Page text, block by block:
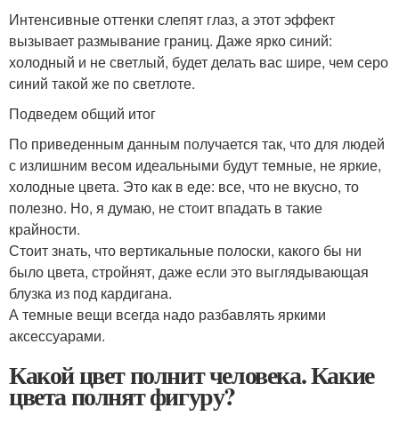
Интенсивные оттенки слепят глаз, а этот эффект
вызывает размывание границ. Даже ярко синий:
холодный и не светлый, будет делать вас шире, чем серо
синий такой же по светлоте.
Подведем общий итог
По приведенным данным получается так, что для людей
с излишним весом идеальными будут темные, не яркие,
холодные цвета. Это как в еде: все, что не вкусно, то
полезно. Но, я думаю, не стоит впадать в такие
крайности.
Стоит знать, что вертикальные полоски, какого бы ни
было цвета, стройнят, даже если это выглядывающая
блузка из под кардигана.
А темные вещи всегда надо разбавлять яркими
аксессуарами.
Какой цвет полнит человека. Какие
цвета полнят фигуру?